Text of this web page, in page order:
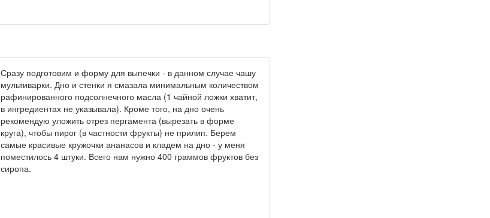
Сразу подготовим и форму для выпечки - в данном случае чашу
мультиварки. Дно и стенки я смазала минимальным количеством
рафинированного подсолнечного масла (1 чайной ложки хватит,
в ингредиентах не указывала). Кроме того, на дно очень
рекомендую уложить отрез пергамента (вырезать в форме
круга), чтобы пирог (в частности фрукты) не прилип. Берем
самые красивые кружочки ананасов и кладем на дно - у меня
поместилось 4 штуки. Всего нам нужно 400 граммов фруктов без
сиропа.